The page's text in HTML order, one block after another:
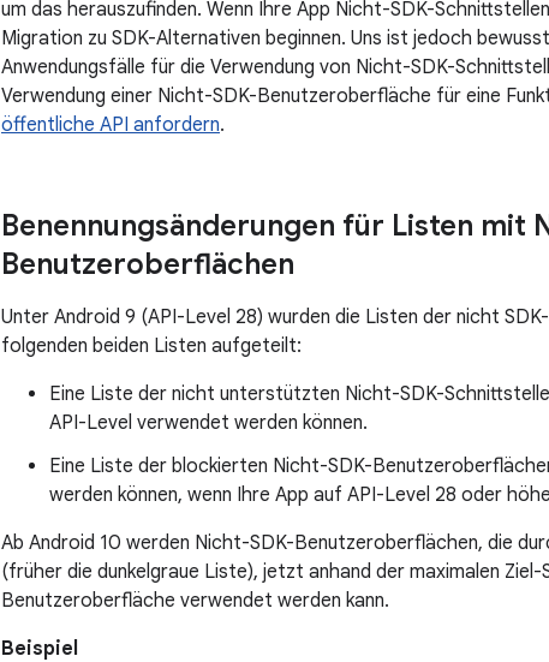
um das herauszufinden. Wenn Ihre App Nicht-SDK-
Migration zu SDK-Alternativen beginnen. Uns ist jedoch
Anwendungsfälle für die Verwendung von Nicht-SDK-
Verwendung einer Nicht-SDK-Benutzeroberfläche für eine
öffentliche API anfordern.
Benennungsänderungen für Listen mit
Benutzeroberflächen
Unter Android 9 (API-Level 28) wurden die Listen der nicht
folgenden beiden Listen aufgeteilt:
Eine Liste der nicht unterstützten Nicht-SDK-
API-Level verwendet werden können.
Eine Liste der blockierten Nicht-SDK-
werden können, wenn Ihre App auf API-Level 28 oder
Ab Android 10 werden Nicht-SDK-Benutzeroberflächen, die
(früher die dunkelgraue Liste), jetzt anhand der maximalen
Benutzeroberfläche verwendet werden kann.
Beispiel